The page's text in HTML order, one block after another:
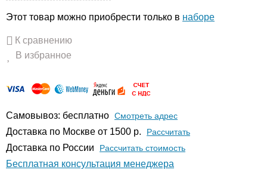
Этот товар можно приобрести только в наборе
К сравнению
В избранное
Самовывоз: бесплатно Смотреть адрес
Доставка по Москве от 1500 р. Расcчитать
Доставка по России Рассчитать стоимость
Бесплатная консультация менеджера